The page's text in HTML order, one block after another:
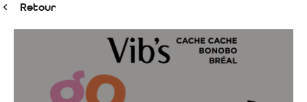
Retour